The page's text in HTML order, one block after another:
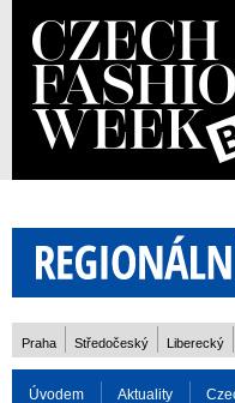
Praha Středočeský Liberecký
Úvodem Aktuality